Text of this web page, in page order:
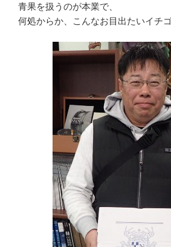
青果を扱うのが本業で、
何処からか、こんなお目出たいイチ